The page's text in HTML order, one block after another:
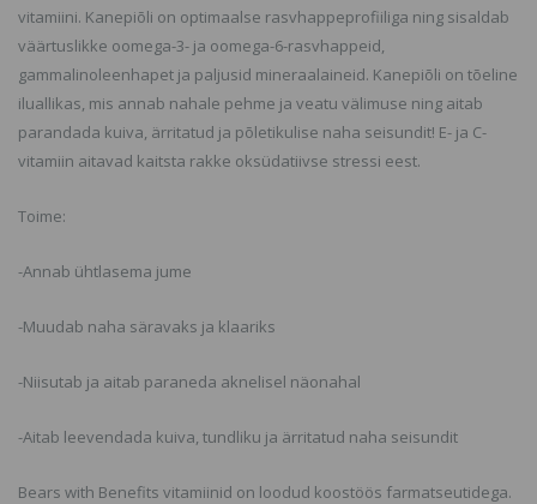
vitamiini. Kanepiõli on optimaalse rasvhappeprofiiliga ning sisaldab
väärtuslikke oomega-3- ja oomega-6-rasvhappeid,
gammalinoleenhapet ja paljusid mineraalaineid. Kanepiõli on tõeline
iluallikas, mis annab nahale pehme ja veatu välimuse ning aitab
parandada kuiva, ärritatud ja põletikulise naha seisundit! E- ja C-
vitamiin aitavad kaitsta rakke oksüdatiivse stressi eest.
Toime:
-Annab ühtlasema jume
-Muudab naha säravaks ja klaariks
-Niisutab ja aitab paraneda aknelisel näonahal
-Aitab leevendada kuiva, tundliku ja ärritatud naha seisundit
Bears with Benefits vitamiinid on loodud koostöös farmatseutidega.